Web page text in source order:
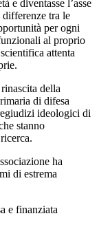
e diventasse l’asse
tra le
per ogni
al proprio
attenta
della
di difesa
ideologici di
stanno
ha
di estrema
e finanziata